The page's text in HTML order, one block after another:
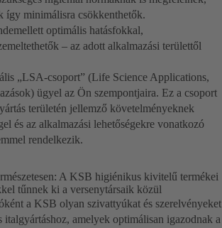
így minimálisra csökkenthetők.
optimális hatásfokkal,
– az adott alkalmazási területtől
„LSA-csoport” (Life Science Applications,
ügyel az Ön szempontjaira. Ez a csoport
területén jellemző követelményeknek
és az alkalmazási lehetőségekre vonatkozó
rendelkezik.
A KSB higiénikus kivitelű termékei
tűnnek ki a versenytársaik közül
a KSB olyan szivattyúkat és szerelvényeket
italgyártáshoz, amelyek optimálisan igazodnak a